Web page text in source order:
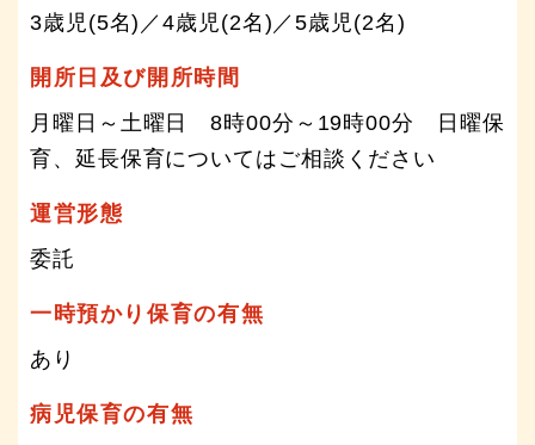
3歳児(5名)／4歳児(2名)／5歳児(2名)
開所日及び開所時間
月曜日～土曜日 8時00分～19時00分 日曜保
育、延長保育についてはご相談ください
運営形態
委託
一時預かり保育の有無
あり
病児保育の有無